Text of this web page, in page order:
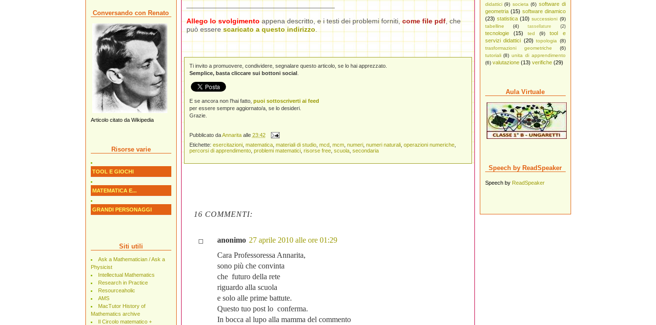
didattici (9) societa (6) software di
geometria (15) software dinamico
(23) statistica (10) successioni (9)
tabelline
(4) tassellature (2)
tecnologie (15) ted (9)
tool e
servizi didattici (20) topologia
(8)
trasformazioni geometriche
(6)
tutoriali (8) unita di apprendimento
(6) valutazione (13) verifiche (29)
Aula Virtuale
Speech by ReadSpeaker
Speech by ReadSpeaker
Allego lo svolgimentoappena descritto, e i testi dei problemi forniti,come file pdf, che
può essere scaricato a questo indirizzo
Ti invito a promuovere, condividere, segnalare questo articolo, se lo hai apprezzato.
Semplice, basta cliccare sui bottoni social.
E se ancora non l'hai fatto, puoi sottoscriverti ai feed
per essere sempre aggiornato/a, se lo desideri.
Grazie.
Pubblicato daAnnarita alle 23:42
Etichette: esercitazioni, matematica, materiali di studio, mcd, mcm, numeri, numeri naturali, operazioni numeriche,
percorsi di apprendimento, problemi matematici, risorse free, scuola, secondaria
16 COMMENTI:
anonimo 27 aprile 2010 alle ore 01:29
Cara Professoressa Annarita,
sono più che convinta
che futuro della rete
riguardo alla scuola
e solo alle prime battute.
Questo tuo post lo conferma.
In bocca al lupo alla mamma del commento
Conversando con Renato
Articolo citato da Wikipedia
Risorse varie
TOOL E GIOCHI
MATEMATICA E...
GRANDI PERSONAGGI
Siti utili
Ask a Mathematician / Ask a
Physicist
Intellectual Mathematics
Research in Practice
Resourceaholic
AMS
MacTutor History of
Mathematics archive
Il Circolo matematico +